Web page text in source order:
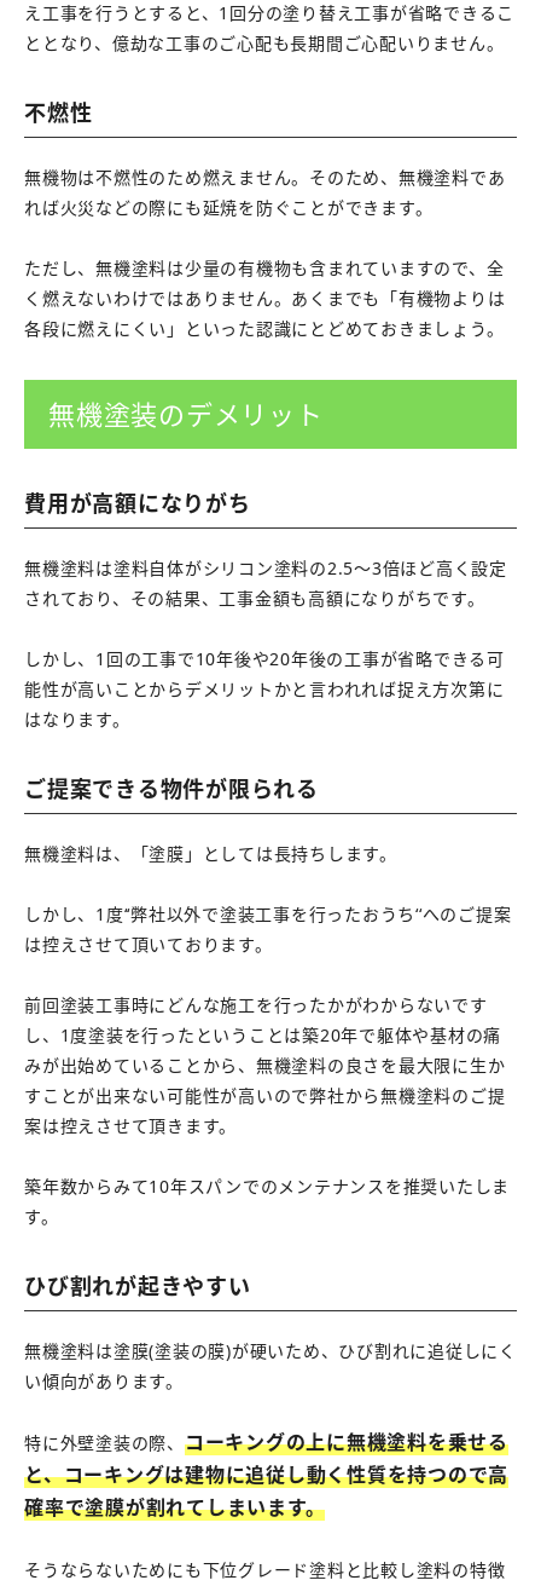
え工事を行うとすると、1回分の塗り替え工事が省略できるこ
ととなり、億劫な工事のご心配も長期間ご心配いりません。
不燃性
無機物は不燃性のため燃えません。そのため、無機塗料であ
れば火災などの際にも延焼を防ぐことができます。
ただし、無機塗料は少量の有機物も含まれていますので、全
く燃えないわけではありません。あくまでも「有機物よりは
各段に燃えにくい」といった認識にとどめておきましょう。
無機塗装のデメリット
費用が高額になりがち
無機塗料は塗料自体がシリコン塗料の2.5～3倍ほど高く設定
されており、その結果、工事金額も高額になりがちです。
しかし、1回の工事で10年後や20年後の工事が省略できる可
能性が高いことからデメリットかと言われれば捉え方次第に
はなります。
ご提案できる物件が限られる
無機塗料は、「塗膜」としては長持ちします。
しかし、1度‘‘弊社以外で塗装工事を行ったおうち‘‘へのご提案
は控えさせて頂いております。
前回塗装工事時にどんな施工を行ったかがわからないです
し、1度塗装を行ったということは築20年で躯体や基材の痛
みが出始めていることから、無機塗料の良さを最大限に生か
すことが出来ない可能性が高いので弊社から無機塗料のご提
案は控えさせて頂きます。
築年数からみて10年スパンでのメンテナンスを推奨いたしま
す。
ひび割れが起きやすい
無機塗料は塗膜(塗装の膜)が硬いため、ひび割れに追従しにく
い傾向があります。
特に外壁塗装の際、 コーキングの上に無機塗料を乗せる
と、コーキングは建物に追従し動く性質を持つので高
確率で塗膜が割れてしまいます。
そうならないためにも下位グレード塗料と比較し塗料の特徴